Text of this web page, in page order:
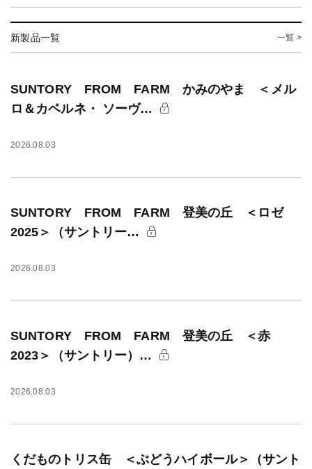
新製品一覧 一覧 >
SUNTORY FROM FARM かみのやま ＜メル
ロ＆カベルネ・ ソーヴ…
2026.08.03
SUNTORY FROM FARM 登美の丘 ＜ロゼ
2025＞（サントリー…
2026.08.03
SUNTORY FROM FARM 登美の丘 ＜赤
2023＞（サントリー）…
2026.08.03
くだものトリス缶 ＜ぶどうハイボール＞（サント